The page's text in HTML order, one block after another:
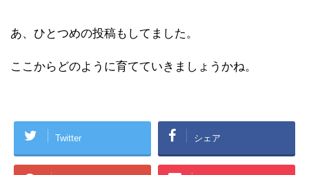
あ、ひとつめの投稿もしてました。
ここからどのように育てていきましょうかね。
Twitter シェア